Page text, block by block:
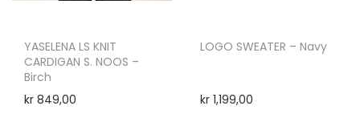
YASELENA LS KNIT
CARDIGAN S. NOOS –
Birch
kr 849,00
LOGO SWEATER – Navy
kr 1,199,00